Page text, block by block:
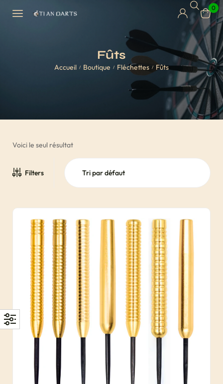
0
Fûts
Accueil / Boutique / Fléchettes / Fûts
Voici le seul résultat
Filters